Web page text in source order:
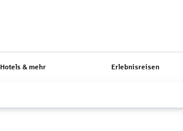
Hotels & mehr Erlebnisreisen